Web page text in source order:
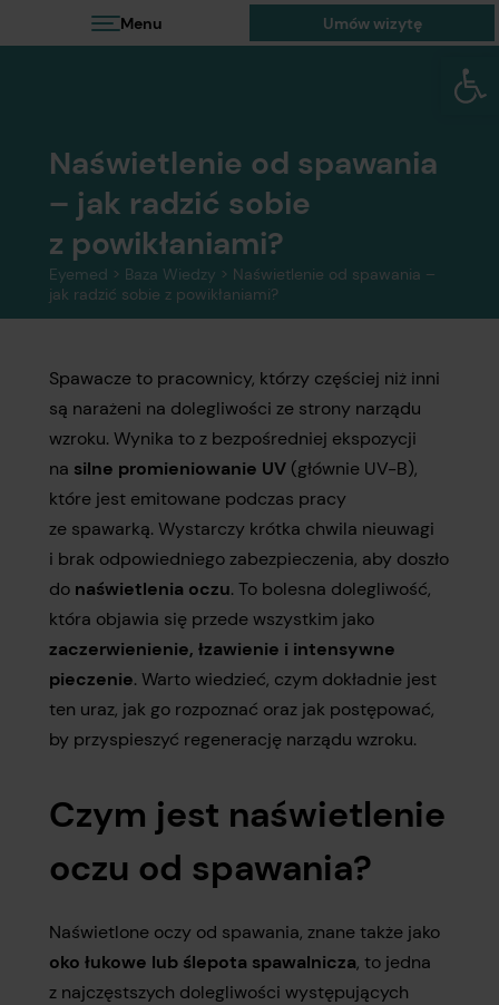
Naświetlenie od spawania
– jak radzić sobie
z powikłaniami?
Eyemed > Baza Wiedzy > Naświetlenie od spawania –
jak radzić sobie z powikłaniami?
Spawacze to pracownicy, którzy częściej niż inni
są narażeni na dolegliwości ze strony narządu
wzroku. Wynika to z bezpośredniej ekspozycji
na silne promieniowanie UV (głównie UV-B),
które jest emitowane podczas pracy
ze spawarką. Wystarczy krótka chwila nieuwagi
i brak odpowiedniego zabezpieczenia, aby doszło
do naświetlenia oczu. To bolesna dolegliwość,
która objawia się przede wszystkim jako
zaczerwienienie, łzawienie i intensywne
pieczenie. Warto wiedzieć, czym dokładnie jest
ten uraz, jak go rozpoznać oraz jak postępować,
by przyspieszyć regenerację narządu wzroku.
Czym jest naświetlenie
oczu od spawania?
Naświetlone oczy od spawania, znane także jako
oko łukowe lub ślepota spawalnicza, to jedna
z najczęstszych dolegliwości występujących
Menu Umów wizytę